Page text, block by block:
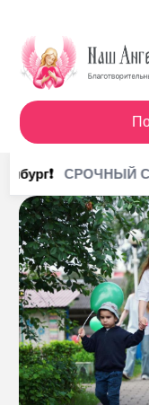
СРОЧНЫЙ